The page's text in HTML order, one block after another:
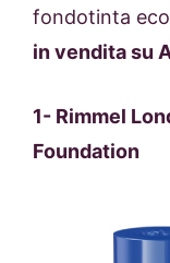
fondotinta
in vendita su
1- Rimmel
Foundation